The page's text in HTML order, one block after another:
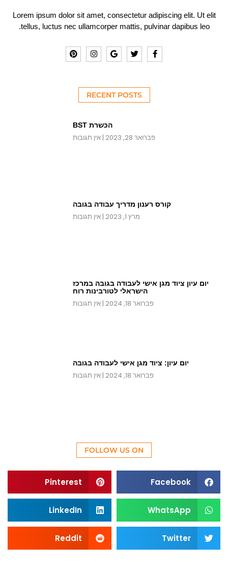
Lorem ipsum dolor sit amet, consectetur adipiscing elit. Ut elit
tellus, luctus nec ullamcorper mattis, pulvinar dapibus leo.
RECENT POSTS
הכשרת BST
פברואר 28, 2023 אין תגובות
קורס רענון מדריך עבודה בגובה
מרץ 1, 2023 אין תגובות
יום עיון ציוד מגן אישי לעבודה בגובה במרכז
הישראלי לטורבינות רוח
פברואר 18, 2024 אין תגובות
יום עיון: ציוד מגן אישי לעבודה בגובה
פברואר 18, 2024 אין תגובות
FOLLOW US ON
Facebook
Pinterest
WhatsApp
LinkedIn
Twitter
Reddit